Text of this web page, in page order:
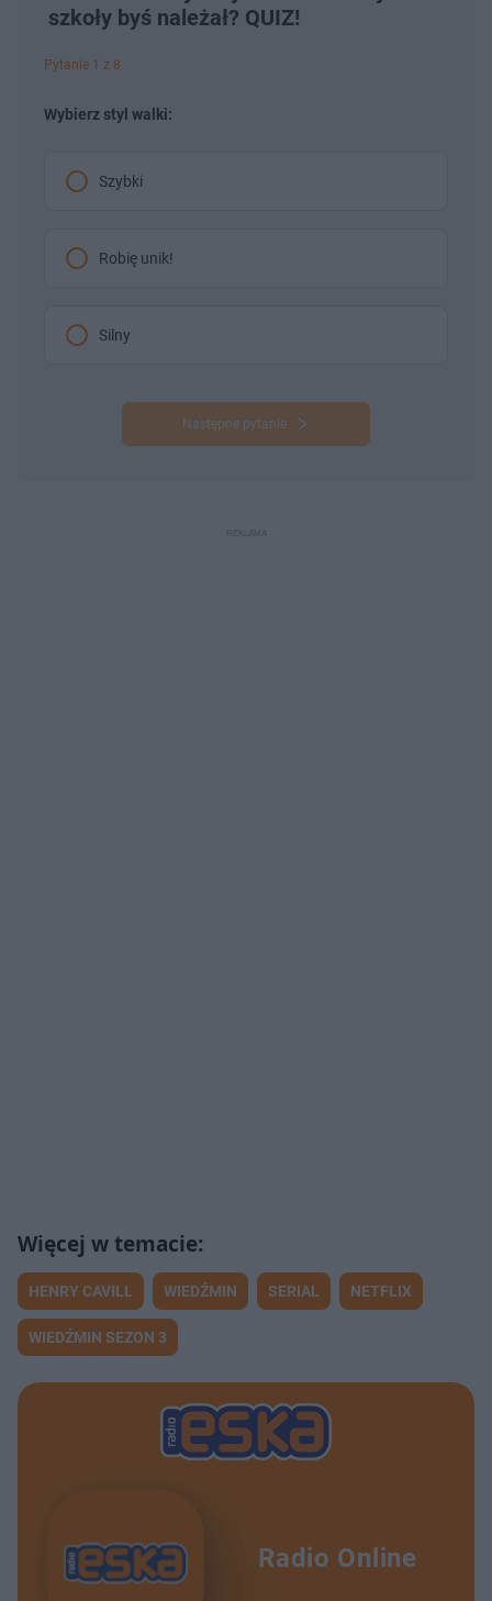
szkoły byś należał? QUIZ!
Pytanie 1 z 8
Wybierz styl walki:
Szybki
Robię unik!
Silny
Następne pytanie
HENRY CAVILL WIEDŹMIN SERIAL NETFLIX
WIEDŹMIN SEZON 3
Radio Online